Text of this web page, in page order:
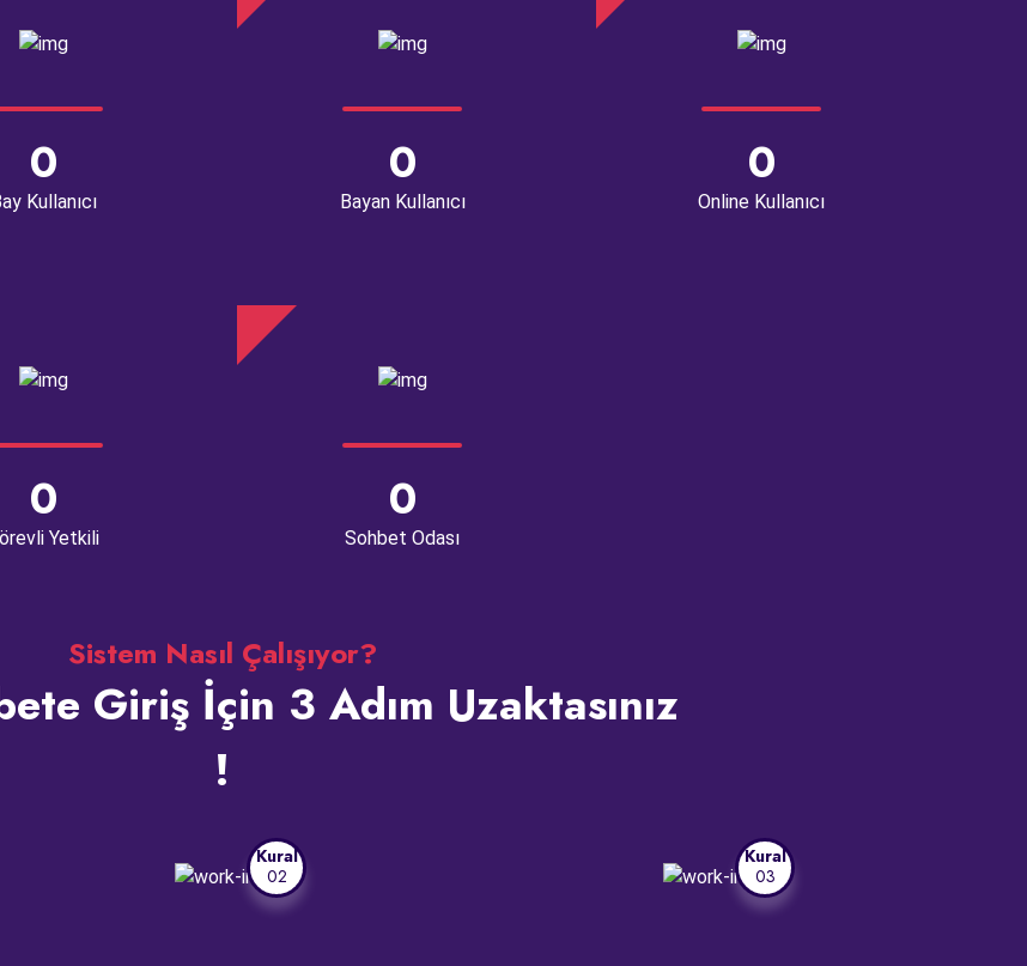
0
Kullanıcı
0
Bayan Kullanıcı
0
Online Kullanıcı
0
Yetkili
0
Sohbet Odası
Sistem Nasıl Çalışıyor?
Giriş İçin 3 Adım Uzaktasınız
!
Kural
02
Kural
03